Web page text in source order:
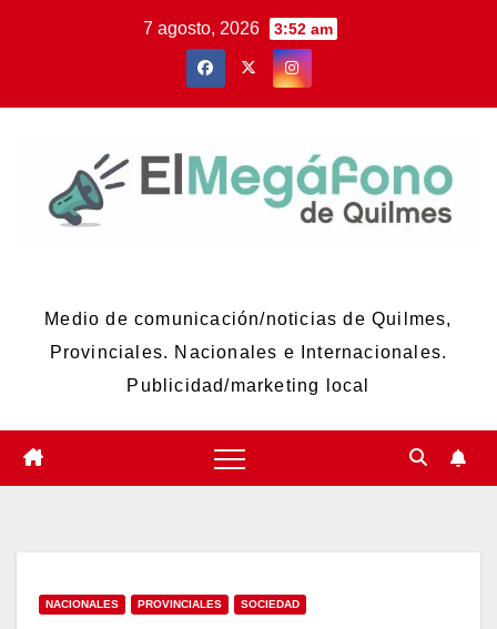
7 agosto, 2026 3:52 am
Medio de comunicación/noticias de Quilmes,
Provinciales. Nacionales e Internacionales.
Publicidad/marketing local
NACIONALES PROVINCIALES SOCIEDAD